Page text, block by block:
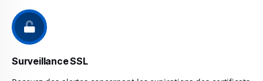
Surveillance SSL